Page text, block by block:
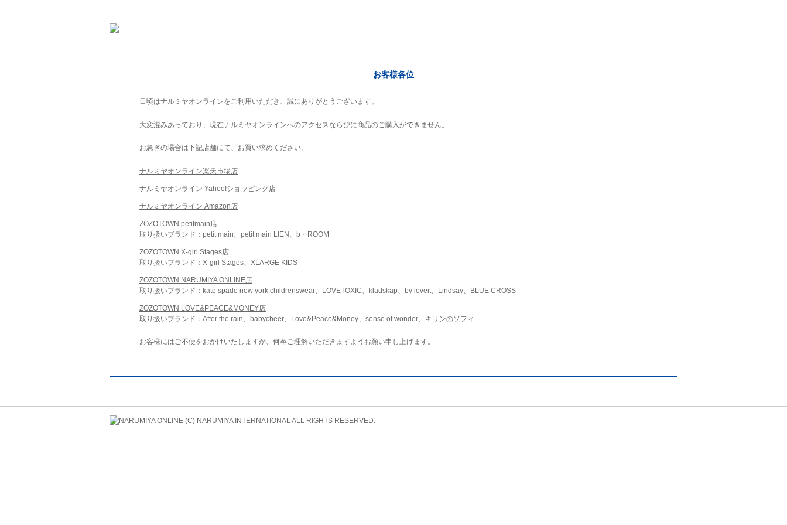
お客様各位
日頃はナルミヤオンラインをご利用いただき、誠にありがとうございます。
大変混みあっており、現在ナルミヤオンラインへのアクセスならびに商品のご購入ができません。
お急ぎの場合は下記店舗にて、お買い求めください。
ナルミヤオンライン楽天市場店
ナルミヤオンライン Yahoo!ショッピング店
ナルミヤオンライン Amazon店
ZOZOTOWN petitmain店
取り扱いブランド：petit main、petit main LIEN、b・ROOM
ZOZOTOWN X-girl Stages店
取り扱いブランド：X-girl Stages、XLARGE KIDS
ZOZOTOWN NARUMIYA ONLINE店
取り扱いブランド：kate spade new york childrenswear、LOVETOXIC、kladskap、by loveit、Lindsay、BLUE CROSS
ZOZOTOWN LOVE&PEACE&MONEY店
取り扱いブランド：After the rain、babycheer、Love&Peace&Money、sense of wonder、キリンのソフィ
お客様にはご不便をおかけいたしますが、何卒ご理解いただきますようお願い申し上げます。